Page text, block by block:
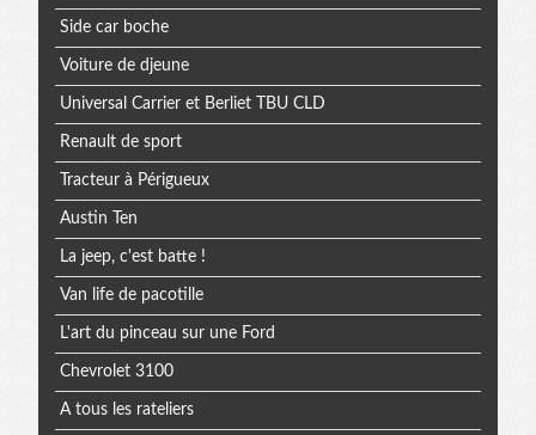
Side car boche
Voiture de djeune
Universal Carrier et Berliet TBU CLD
Renault de sport
Tracteur à Périgueux
Austin Ten
La jeep, c'est batte !
Van life de pacotille
L'art du pinceau sur une Ford
Chevrolet 3100
A tous les rateliers